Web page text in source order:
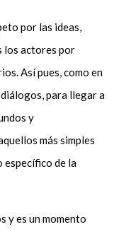
por las ideas,
los actores por
Así pues, como en
para llegar a
y
más simples
específico de la
y es un momento